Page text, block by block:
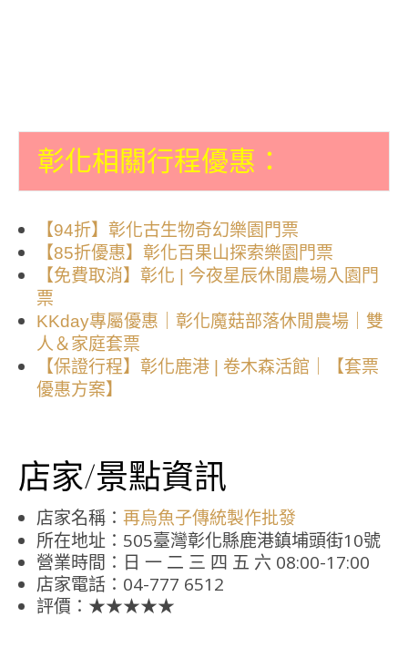
彰化相關行程優惠：
【94折】彰化古生物奇幻樂園門票
【85折優惠】彰化百果山探索樂園門票
【免費取消】彰化 | 今夜星辰休閒農場入園門
票
KKday專屬優惠｜彰化魔菇部落休閒農場｜雙
人＆家庭套票
【保證行程】彰化鹿港 | 卷木森活館｜【套票
優惠方案】
店家/景點資訊
店家名稱： 再烏魚子傳統製作批發
所在地址：505臺灣彰化縣鹿港鎮埔頭街10號
營業時間：日 一 二 三 四 五 六 08:00-17:00
店家電話：04-777 6512
評價：★★★★★